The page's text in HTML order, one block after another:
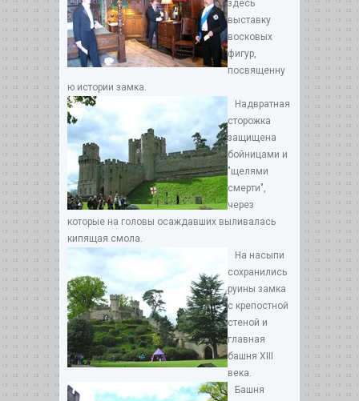
здесь
выставку
восковых
фигур,
посвященну
ю истории замка.
Надвратная
сторожка
защищена
бойницами и
"щелями
смерти",
через
которые на головы осаждавших выливалась
кипящая смола.
На насыпи
сохранились
руины замка
с крепостной
стеной и
главная
башня XIII
века.
Башня